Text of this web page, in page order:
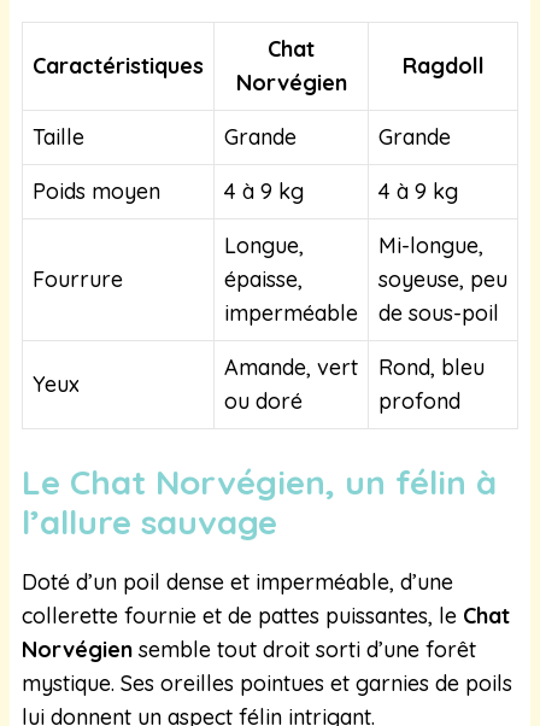
Caractéristiques
Chat
Norvégien
Ragdoll
Taille Grande
Grande
Poids moyen
4 à 9 kg 4 à 9 kg
Fourrure
Longue,
épaisse,
imperméable
Mi-longue,
soyeuse, peu
de sous-poil
Yeux
Amande, vert
ou doré
Rond, bleu
profond
Le Chat Norvégien, un félin à
l’allure sauvage
Doté d’un poil dense et imperméable, d’une
collerette fournie et de pattes puissantes, le Chat
Norvégien semble tout droit sorti d’une forêt
mystique. Ses oreilles pointues et garnies de poils
lui donnent un aspect félin intrigant.